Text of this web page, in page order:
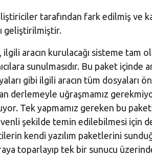
tarafından fark edilmiş ve
geliştirilmiştir.
ilgili aracın kurulacağı sisteme tam
sunulmasıdır. Bu paket içinde
gibi ilgili aracın tüm dosyaları
derlemeyle uğraşmamız
Tek yapmamız gereken bu
şekilde temin edilebilmesi için
kendi yazılım paketlerini
toparlayıp tek bir sunucu